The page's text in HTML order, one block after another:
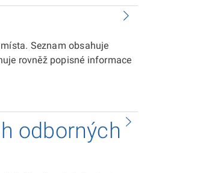
Seznam obsahuje
rovněž popisné informace
odborných